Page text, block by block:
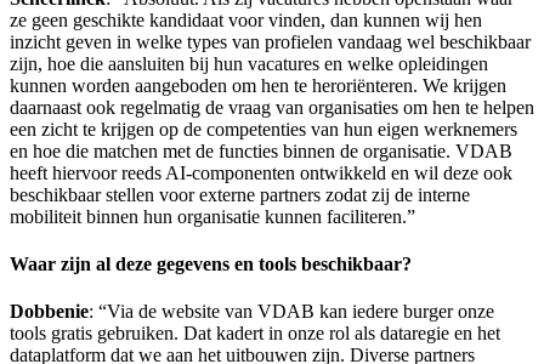
ze geen geschikte kandidaat voor vinden, dan kunnen wij hen
inzicht geven in welke types van profielen vandaag wel beschikbaar
zijn, hoe die aansluiten bij hun vacatures en welke opleidingen
kunnen worden aangeboden om hen te heroriënteren. We krijgen
daarnaast ook regelmatig de vraag van organisaties om hen te helpen
een zicht te krijgen op de competenties van hun eigen werknemers
en hoe die matchen met de functies binnen de organisatie. VDAB
heeft hiervoor reeds AI-componenten ontwikkeld en wil deze ook
beschikbaar stellen voor externe partners zodat zij de interne
mobiliteit binnen hun organisatie kunnen faciliteren.”
Waar zijn al deze gegevens en tools beschikbaar?
Dobbenie: “Via de website van VDAB kan iedere burger onze
tools gratis gebruiken. Dat kadert in onze rol als dataregie en het
dataplatform dat we aan het uitbouwen zijn. Diverse partners